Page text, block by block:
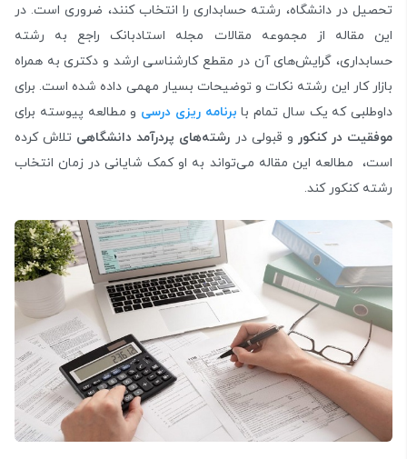
تحصیل در دانشگاه،‌ رشته حسابداری را انتخاب کنند، ضروری است. در
این مقاله از مجموعه مقالات مجله استادبانک راجع به رشته
حسابداری، گرایش‌های آن در مقطع کارشناسی ارشد و دکتری به همراه
بازار کار این رشته نکات و توضیحات بسیار مهمی داده شده است. برای
داوطلبی که یک سال تمام با برنامه‌ ریزی درسی و مطالعه پیوسته برای
موفقیت در کنکور و قبولی در رشته‌های پردرآمد دانشگاهی تلاش کرده
است، مطالعه این مقاله می‌تواند به او کمک شایانی در زمان انتخاب
رشته کنکور کند.